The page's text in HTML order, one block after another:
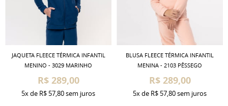
JAQUETA FLEECE TÉRMICA INFANTIL
MENINO - 3029 MARINHO
R$ 289,00
5xde R$ 57,80sem juros
BLUSA FLEECE TÉRMICA INFANTIL
MENINA - 2103 PÊSSEGO
R$ 289,00
5xde R$ 57,80sem juros